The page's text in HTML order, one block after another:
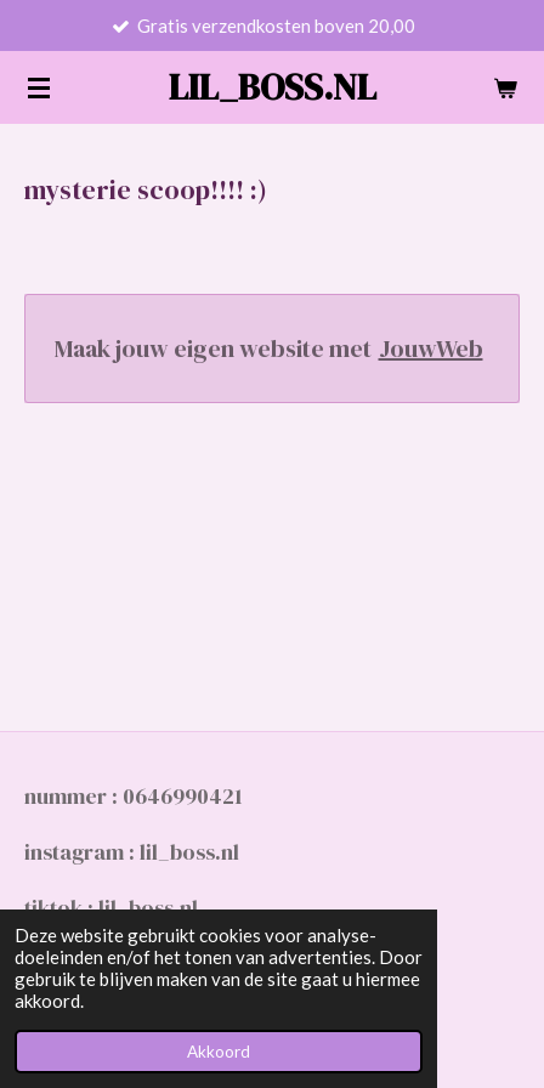
Deze website gebruikt cookies voor analyse-
doeleinden en/of het tonen van advertenties. Door
gebruik te blijven maken van de site gaat u hiermee
akkoord.
Akkoord
naar
de
LIL_BOSS.NL
Gratis verzendkosten boven 20,00
mysterie scoop!!!! :)
Maak jouw eigen website met JouwWeb
nummer : 0646990421
instagram : lil_boss.nl
tiktok : lil_boss.nl
gmail : Slimanimaya10@gmail.com
© 2023 - 2026 lil_boss.nl